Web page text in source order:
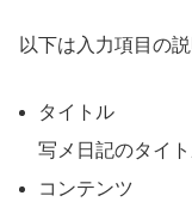
以下は入力項目の説
タイトル
写メ日記のタイ
コンテンツ